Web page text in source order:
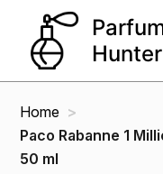
Home
Paco Rabanne 1
50 ml